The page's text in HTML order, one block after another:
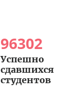
96302
Успешно
сдавшихся
студентов